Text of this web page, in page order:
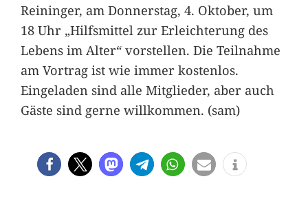
Reininger, am Donnerstag, 4. Oktober, um
18 Uhr „Hilfsmittel zur Erleichterung des
Lebens im Alter“ vorstellen. Die Teilnahme
am Vortrag ist wie immer kostenlos.
Eingeladen sind alle Mitglieder, aber auch
Gäste sind gerne willkommen. (sam)